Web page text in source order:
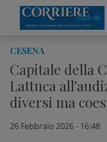
content
CESENA
Capitale della
Lattuca
diversi ma
26 Febbraio 2026 - 16:48